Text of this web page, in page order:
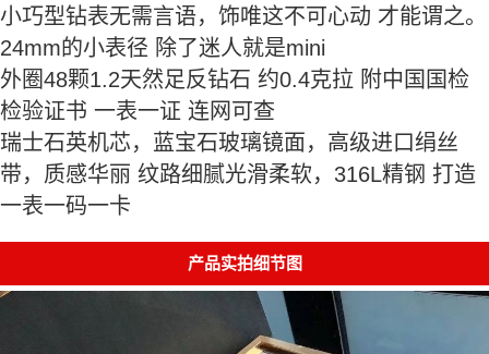
小巧型钻表无需言语，饰唯这不可心动 才能谓之。
24mm的小表径 除了迷人就是mini
外圈48颗1.2天然足反钻石 约0.4克拉 附中国国检
检验证书 一表一证 连网可查
瑞士石英机芯，蓝宝石玻璃镜面，高级进口绢丝
带，质感华丽 纹路细腻光滑柔软，316L精钢 打造
一表一码一卡
产品实拍细节图